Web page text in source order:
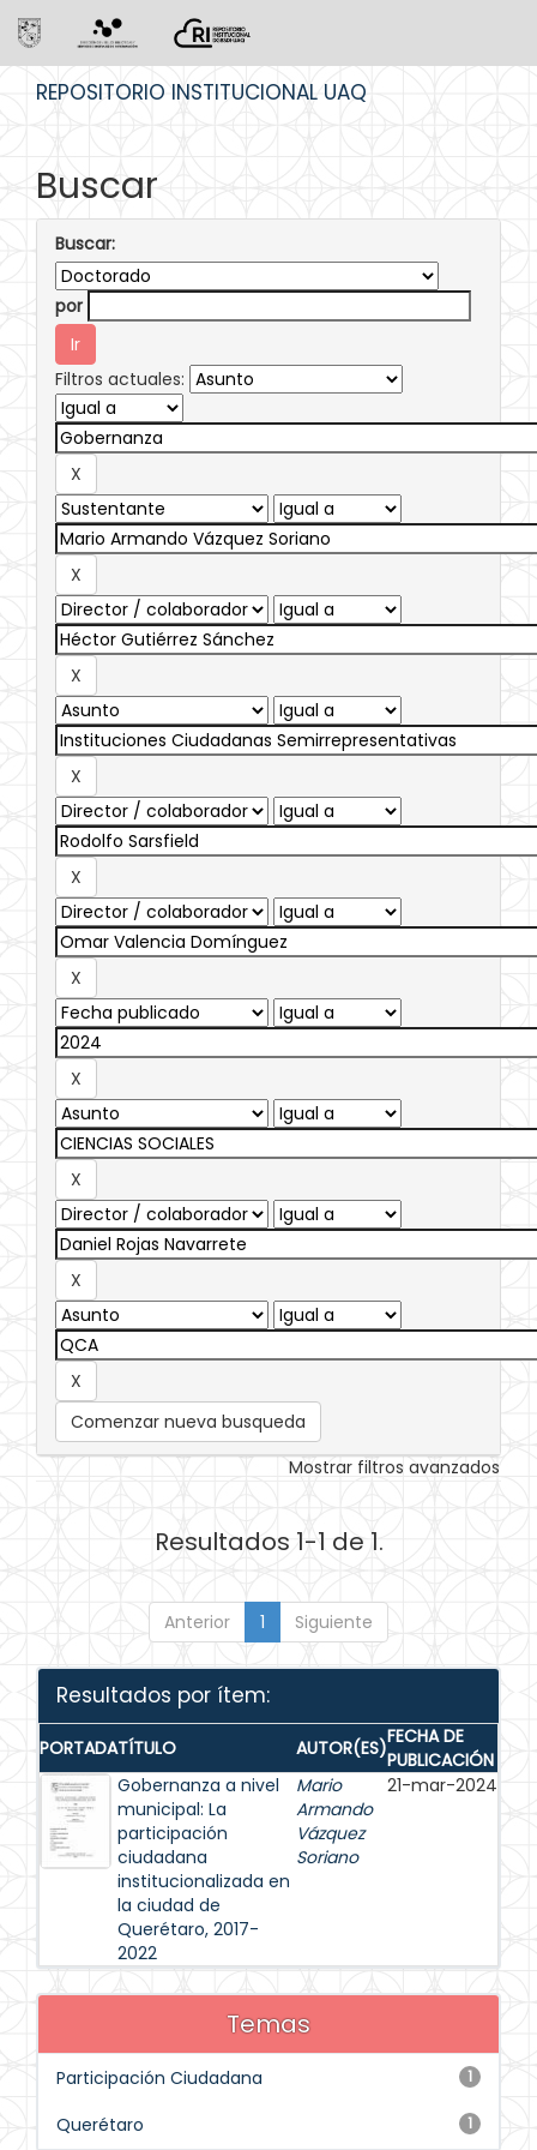
REPOSITORIO INSTITUCIONAL UAQ
Buscar
Buscar:
por
Filtros actuales:
Comenzar nueva busqueda
Mostrar filtros avanzados
Resultados 1-1 de 1.
Anterior 1 Siguiente
Resultados por ítem:
PORTADATÍTULO AUTOR(ES)FECHA DE
PUBLICACIÓN
Gobernanza a nivel
municipal: La
participación
ciudadana
institucionalizada en
la ciudad de
Querétaro, 2017-
2022
Mario
Armando
Vázquez
Soriano
21-mar-2024
Temas
1
Participación Ciudadana
1
Querétaro